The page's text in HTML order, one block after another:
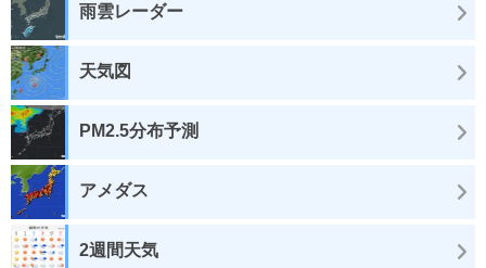
雨雲レーダー
天気図
PM2.5分布予測
アメダス
2週間天気